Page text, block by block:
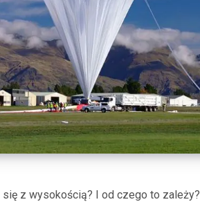
z wysokością? I od czego to zależy?